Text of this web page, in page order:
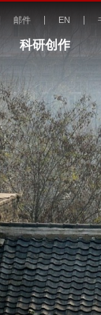
邮件 EN
科研创作